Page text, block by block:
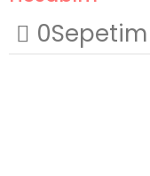
0Sepetim